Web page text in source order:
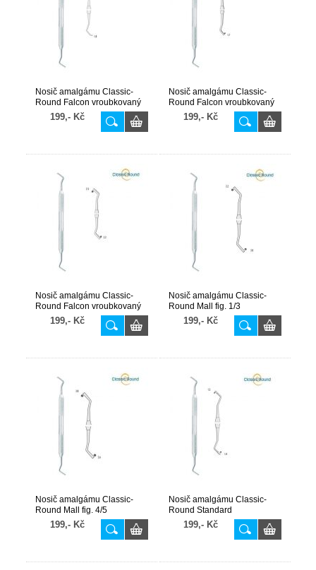
Nosič amalgámu Classic-
Round Falcon vroubkovaný
fig. 1199,- Kč
Nosič amalgámu Classic-
Round Falcon vroubkovaný
fig. 2199,- Kč
Nosič amalgámu Classic-
Round Falcon vroubkovaný
fig. 3199,- Kč
Nosič amalgámu Classic-
Round Mall fig. 1/3
199,- Kč
Nosič amalgámu Classic-
Round Mall fig. 4/5
199,- Kč
Nosič amalgámu Classic-
Round Standard
vroubkovaný fig. 1
199,- Kč